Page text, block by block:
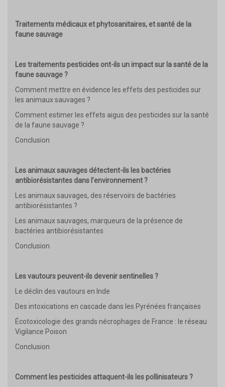
Traitements médicaux et phytosanitaires, et santé de la
faune sauvage
Les traitements pesticides ont-ils un impact sur la santé de la
faune sauvage ?
Comment mettre en évidence les effets des pesticides sur
les animaux sauvages ?
Comment estimer les effets aigus des pesticides sur la santé
de la faune sauvage ?
Conclusion
Les animaux sauvages détectent-ils les bactéries
antibiorésistantes dans l’environnement ?
Les animaux sauvages, des réservoirs de bactéries
antibiorésistantes ?
Les animaux sauvages, marqueurs de la présence de
bactéries antibiorésistantes
Conclusion
Les vautours peuvent-ils devenir sentinelles ?
Le déclin des vautours en Inde
Des intoxications en cascade dans les Pyrénées françaises
Écotoxicologie des grands nécrophages de France : le réseau
Vigilance Poison
Conclusion
Comment les pesticides attaquent-ils les pollinisateurs ?